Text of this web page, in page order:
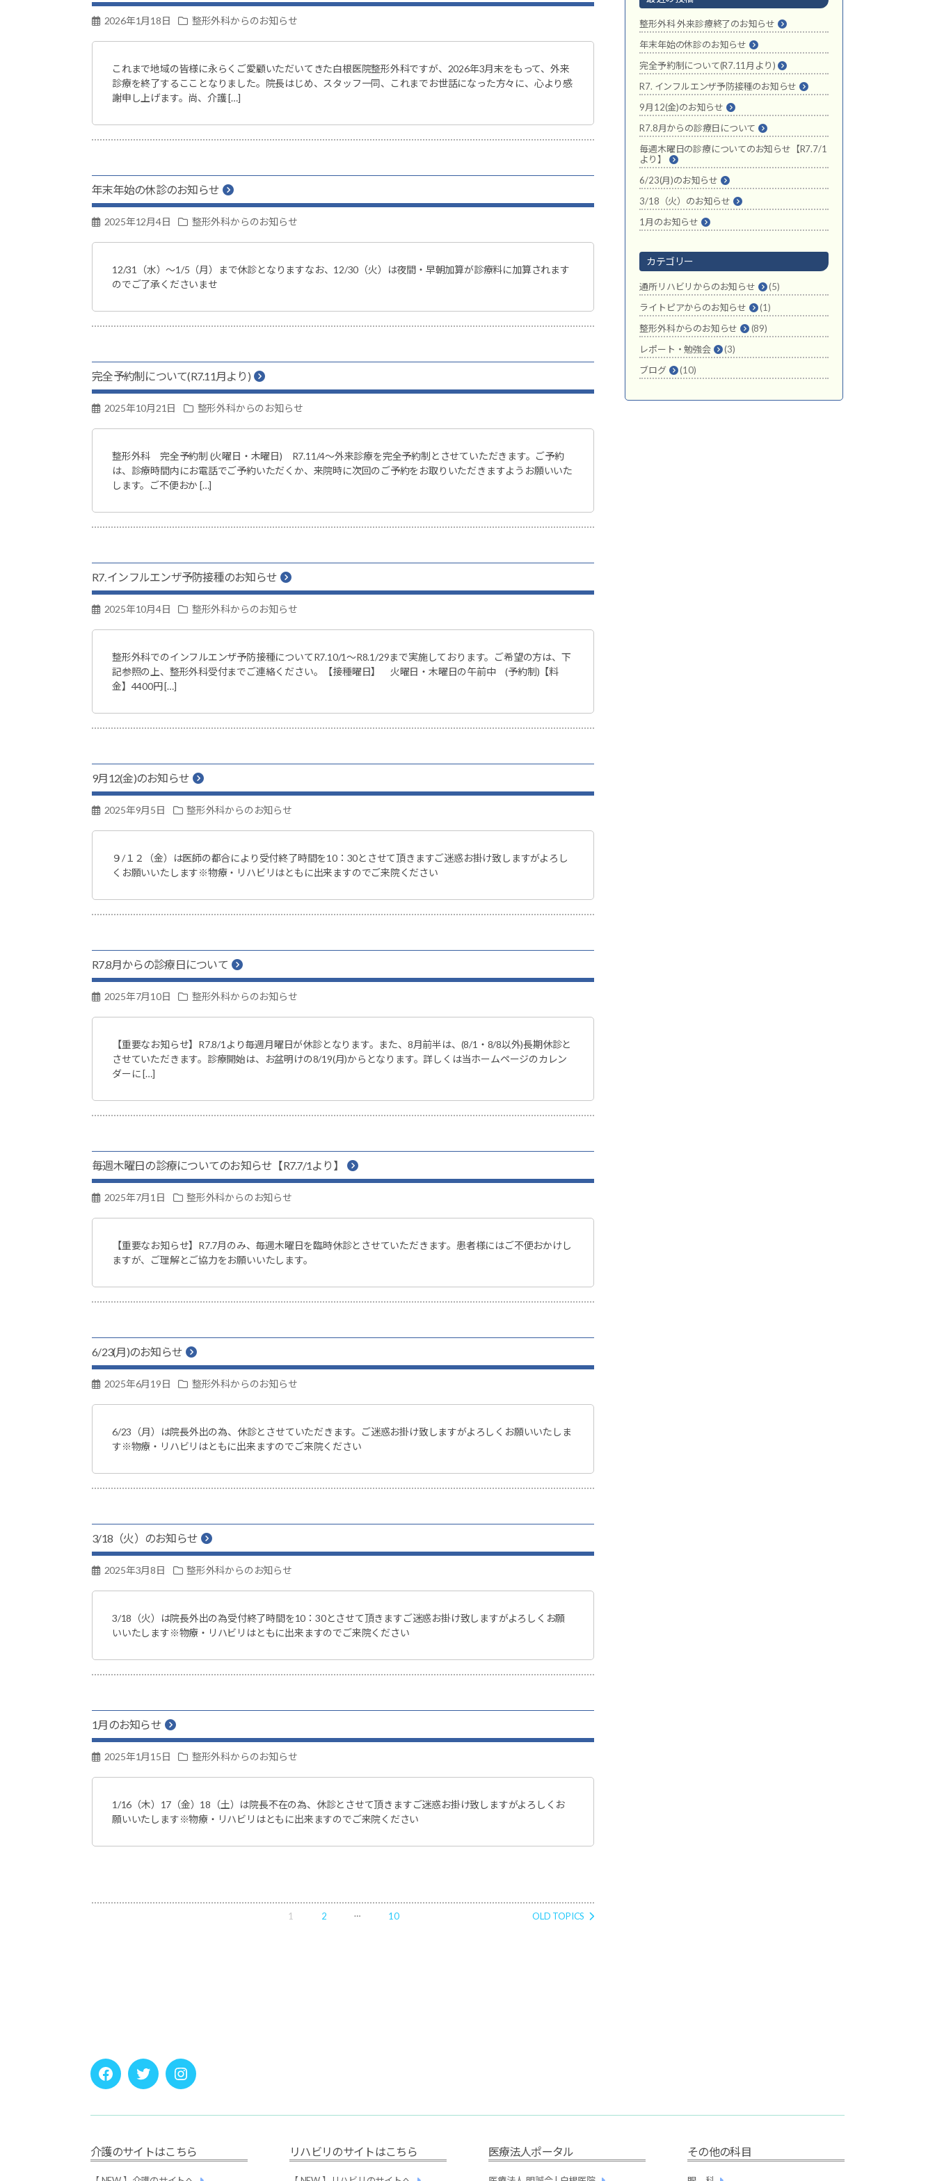
2026年1月18日 整形外科からのお知らせ
これまで地域の皆様に永らくご愛顧いただいてきた白根医院整形外科ですが、2026年3月末をもって、外来
診療を終了するこことなりました。院長はじめ、スタッフ一同、これまでお世話になった方々に、心より感
謝申し上げます。尚、介護 […]
年末年始の休診のお知らせ
2025年12月4日 整形外科からのお知らせ
12/31（水）～1/5（月）まで休診となりますなお、12/30（火）は夜間・早朝加算が診療料に加算されます
のでご了承くださいませ
完全予約制について(R7.11月より)
2025年10月21日 整形外科からのお知らせ
整形外科 完全予約制 (火曜日・木曜日) R7.11/4～外来診療を完全予約制とさせていただきます。ご予約
は、診療時間内にお電話でご予約いただくか、来院時に次回のご予約をお取りいただきますようお願いいた
します。ご不便おか […]
R7. インフルエンザ予防接種のお知らせ
2025年10月4日 整形外科からのお知らせ
整形外科でのインフルエンザ予防接種についてR7.10/1～R8.1/29まで実施しております。ご希望の方は、下
記参照の上、整形外科受付までご連絡ください。【接種曜日】 火曜日・木曜日の午前中 (予約制)【料
金】4400円 […]
9月12(金)のお知らせ
2025年9月5日 整形外科からのお知らせ
９/１２（金）は医師の都合により受付終了時間を10：30とさせて頂きますご迷惑お掛け致しますがよろし
くお願いいたします※物療・リハビリはともに出来ますのでご来院ください
R7.8月からの診療日について
2025年7月10日 整形外科からのお知らせ
【重要なお知らせ】R7.8/1より毎週月曜日が休診となります。また、8月前半は、(8/1・8/8以外)長期休診と
させていただきます。診療開始は、お盆明けの8/19(月)からとなります。詳しくは当ホームページのカレン
ダーに […]
毎週木曜日の診療についてのお知らせ【R7.7/1より】
2025年7月1日 整形外科からのお知らせ
【重要なお知らせ】R7.7月のみ、毎週木曜日を臨時休診とさせていただきます。患者様にはご不便おかけし
ますが、ご理解とご協力をお願いいたします。
6/23(月)のお知らせ
2025年6月19日 整形外科からのお知らせ
6/23（月）は院長外出の為、休診とさせていただきます。ご迷惑お掛け致しますがよろしくお願いいたしま
す※物療・リハビリはともに出来ますのでご来院ください
3/18（火）のお知らせ
2025年3月8日 整形外科からのお知らせ
3/18（火）は院長外出の為受付終了時間を10：30とさせて頂きますご迷惑お掛け致しますがよろしくお願
いいたします※物療・リハビリはともに出来ますのでご来院ください
1月のお知らせ
2025年1月15日 整形外科からのお知らせ
1/16（木）17（金）18（土）は院長不在の為、休診とさせて頂きますご迷惑お掛け致しますがよろしくお
願いいたします※物療・リハビリはともに出来ますのでご来院ください
1 2 … 10 OLD TOPICS
整形外科 外来診療終了のお知らせ
年末年始の休診のお知らせ
完全予約制について(R7.11月より)
R7. インフルエンザ予防接種のお知らせ
9月12(金)のお知らせ
R7.8月からの診療日について
毎週木曜日の診療についてのお知らせ【R7.7/1
より】
6/23(月)のお知らせ
3/18（火）のお知らせ
1月のお知らせ
カテゴリー
通所リハビリからのお知らせ
(5)
ライトピアからのお知らせ
(1)
整形外科からのお知らせ
(89)
レポート・勉強会
(3)
ブログ
(10)
Facebooktwitter instagram
介護のサイトはこちら リハビリのサイトはこちら 医療法人ポータル その他の科目